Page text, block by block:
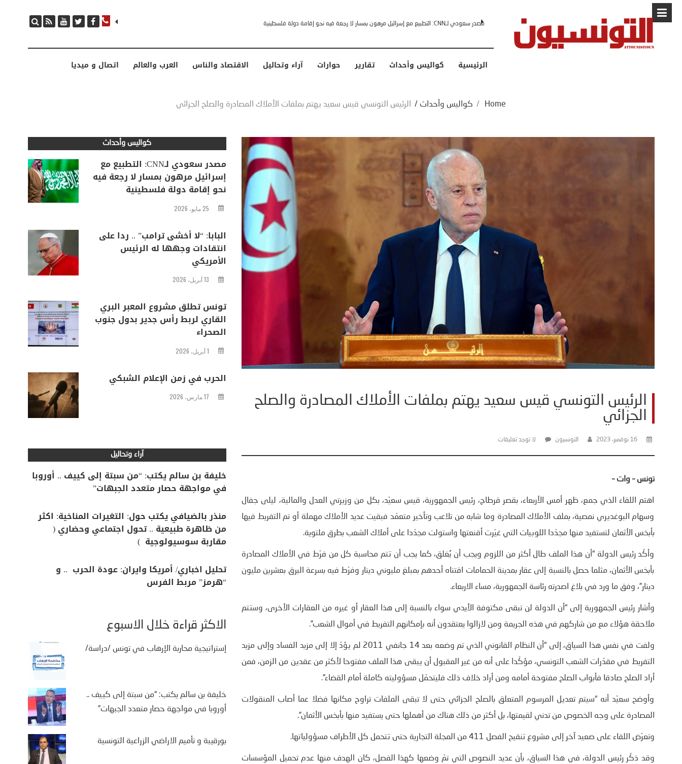
مصدر سعودي لـCNN: التطبيع مع إسرائيل مرهون بمسار لا رجعة فيه نحو إقامة دولة فلسطينية البابا: “لا أخشى ترامب” .. ردا على انتقادات وجهها له الرئيس الأمريكي
الرئيسية كواليس وأحداث تقارير حوارات آراء وتحاليل الاقتصاد والناس العرب والعالم اتصال و ميديا
Home
/ كواليس وأحداث / الرئيس التونسي قيس سعيد يهتم بملفات الأملاك المصادرة والصلح الجزائي
الرئيس التونسي قيس سعيد يهتم بملفات الأملاك المصادرة والصلح
الجزائي
16 نوفمبر، 2023 التونسيون لا توجد تعليقات
تونس – وات –
اهتم اللقاء الذي جمع، ظهر أمس الأربعاء، بقصر قرطاج، رئيس الجمهورية، قيس سعيّد، بكل من وزيرتي العدل والمالية، ليلى جفال
وسهام البوغديري نمصية، بملف الأملاك المصادرة وما شابه من تلاعب وتأخير متعمّد فبقيت عديد الأملاك مهملة أو تم التفريط فيها
بأبخس الأثمان لتستفيد منها مجدّدا اللوبيات التي غيّرت أقنعتها واستولت مجدّدا على أملاك الشعب بطرق ملتوية.
وأكّد رئيس الدولة “أن هذا الملف طال أكثر من اللزوم ويجب أن يُغلق، كما يجب أن تتم محاسبة كل من فرّط في الأملاك المصادرة
بأبخس الأثمان، مثلما حصل بالنسبة إلى عقار بمدينة الحمامات اقتناه أحدهم بمبلغ مليوني دينار وفرّط فيه بسرعة البرق بعشرين مليون
دينار”، وفق ما ورد في بلاغ اصدرته رئاسة الجمهورية، مساء الاربعاء.
وأشار رئيس الجمهورية إلى “أن الدولة لن تبقى مكتوفة الأيدي سواء بالنسبة إلى هذا العقار أو غيره من العقارات الأخرى، وستتم
ملاحقة هؤلاء مع من شاركهم في هذه الجريمة ومن لازالوا يعتقدون أنه بإمكانهم التفريط في أموال الشعب”.
ولفت في نفس هذا السياق، إلى “أن النظام القانوني الذي تم وضعه بعد 14 جانفي 2011 لم يؤدّ إلا إلى مزيد الفساد وإلى مزيد
التفريط في مقدّرات الشعب التونسي، مؤكّدا على أنه من غير المقبول أن يبقى هذا الملف مفتوحا لأكثر من عقدين من الزمن، فمن
أراد الصلح صادقا فأبواب الصلح مفتوحة أمامه ومن أراد خلاف ذلك فليتحمّل مسؤوليته كاملة أمام القضاء”.
وأوضح سعيّد أنه “سيتم تعديل المرسوم المتعلق بالصلح الجزائي حتى لا تبقى الملفات تراوح مكانها فضلا عما أصاب المنقولات
المصادرة على وجه الخصوص من تدني لقيمتها، بل أكثر من ذلك هناك من أهملها حتى يستفيد منها بأبخس الأثمان”.
وتعرّض اللقاء على صعيد آخر إلى مشروع تنقيح الفصل 411 من المجلة التجارية حتى تتحمل كل الأطراف مسؤولياتها.
وقد ذكّر رئيس الدولة، في هذا السياق، بأن عديد النصوص التي تمّ وضعها كهذا الفصل، كان الهدف منها عدم تحميل المؤسسات
كواليس وأحداث
مصدر سعودي لـCNN: التطبيع مع
إسرائيل مرهون بمسار لا رجعة فيه
نحو إقامة دولة فلسطينية
25 مايو، 2026
البابا: “لا أخشى ترامب” .. ردا على
انتقادات وجهها له الرئيس
الأمريكي
13 أبريل، 2026
تونس تطلق مشروع المعبر البري
القاري لربط رأس جدير بدول جنوب
الصحراء
1 أبريل، 2026
الحرب في زمن الإعلام الشبكي
17 مارس، 2026
آراء وتحاليل
خليفة بن سالم يكتب: “من سبتة إلى كييف .. أوروبا
في مواجهة حصار متعدد الجبهات”
منذر بالضيافي يكتب حول: التغيرات المناخية: اكثر
من ظاهرة طبيعية .. تحول اجتماعي وحضاري (
مقاربة سوسيولوجية )
تحليل اخباري/ أمريكا وايران: عودة الحرب .. و
“هرمز” مربط الفرس
الأكثر قراءة خلال الأسبوع
إستراتيجية محاربة الإرهاب في تونس /دراسة/
خليفة بن سالم يكتب: “من سبتة إلى كييف ..
أوروبا في مواجهة حصار متعدد الجبهات”
بورقيبة و تأميم الاراضي الزراعية التونسية